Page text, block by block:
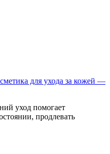
для ухода за кожей —
уход помогает
продлевать